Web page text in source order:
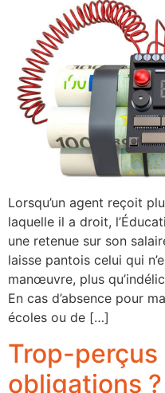
Lorsqu’un agent reçoit
laquelle il a droit,
une retenue sur son
laisse pantois celui qui
manœuvre, plus
En cas d’absence pour
écoles ou de […]
Trop-perçus
obligations ?